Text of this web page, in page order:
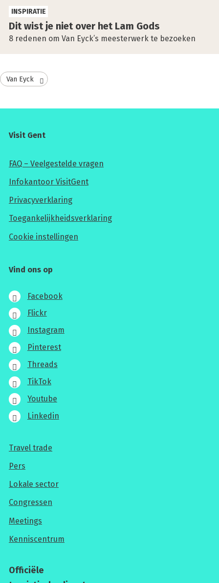
Dit wist je niet over het Lam Gods
8 redenen om Van Eyck’s meesterwerk te bezoeken
INSPIRATIE
Van Eyck
Visit Gent
FAQ – Veelgestelde vragen
Infokantoor VisitGent
Privacyverklaring
Toegankelijkheidsverklaring
Cookie instellingen
Vind ons op
Facebook
Flickr
Instagram
Pinterest
Threads
TikTok
Youtube
Linkedin
Voor
professionals
Travel trade
Pers
Lokale sector
Congressen
Meetings
Kenniscentrum
Officiële